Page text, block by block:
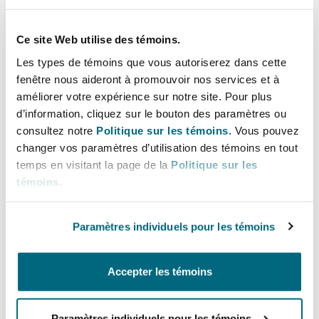
Ce site Web utilise des témoins.
Les types de témoins que vous autoriserez dans cette
fenêtre nous aideront à promouvoir nos services et à
améliorer votre expérience sur notre site. Pour plus
d’information, cliquez sur le bouton des paramètres ou
consultez notre Politique sur les témoins. Vous pouvez
changer vos paramètres d’utilisation des témoins en tout
temps en visitant la page de la Politique sur les
témoins
Paramètres individuels pour les témoins
Accepter les témoins
Droit aérien commercial
Droit réglementaire
Satellites et espace
Couverture d’assurance
Droit maritime
Risques politiques et crédit
Responsabilité du fabricant
produits
Bator
Jersey
York
The St Botolph Building
acquisition financings, prepayments,
senior/junior financings, pre-export
finance (PXF) and traditional corporate
lending transactions.
Lignes directes
+44 20 7876 4159
Tim.Pipe@clydeco.com
London, The St Botolph Building